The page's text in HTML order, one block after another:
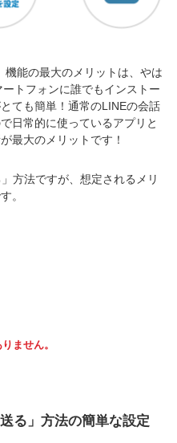
能の最大のメリットは、やは
トフォンに誰でもインストー
ても簡単！通常のLINEの会話
日常的に使っているアプリと
最大のメリットです！
方法ですが、想定されるメリ
。
ません。
る」方法の簡単な設定